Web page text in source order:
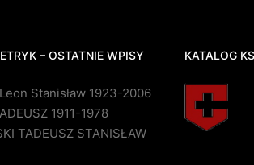
– OSTATNIE WPISY
Stanisław 1923-2006
1911-1978
TADEUSZ STANISŁAW
KATALOG